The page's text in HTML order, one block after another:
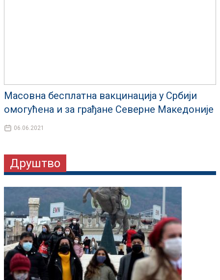
Масовна бесплатна вакцинација у Србији
омогућена и за грађане Северне Македоније
06.06.2021
Друштво